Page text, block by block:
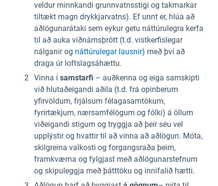
veldur minnkandi grunnvatnsstigi og takmarkar
tiltækt magn drykkjarvatns). Ef unnt er, hlúa að
aðlögunarátaki sem eykur getu náttúrulegra kerfa
til að auka viðnámsþrótt (t.d. vistkerfislegar
nálganir og náttúrulegar lausnir) með því að
draga úr loftslagsáhættu.
Vinna í samstarfi – auðkenna og eiga samskipti
við hlutaðeigandi aðila (t.d. frá opinberum
yfirvöldum, frjálsum félagasamtökum,
fyrirtækjum, nærsamfélögum og fólki) á öllum
viðeigandi stigum og tryggja að þeir séu vel
upplýstir og hvattir til að vinna að aðlögun. Móta,
skilgreina valkosti og forgangsraða þeim,
framkvæma og fylgjast með aðlögunarstefnum
og skipuleggja með þátttöku og innifalið hætti.